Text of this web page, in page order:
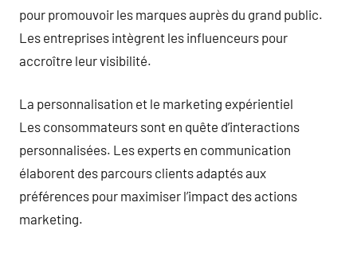
pour promouvoir les marques auprès du grand public.
Les entreprises intègrent les influenceurs pour
accroître leur visibilité.
La personnalisation et le marketing expérientiel
Les consommateurs sont en quête d’interactions
personnalisées. Les experts en communication
élaborent des parcours clients adaptés aux
préférences pour maximiser l’impact des actions
marketing.